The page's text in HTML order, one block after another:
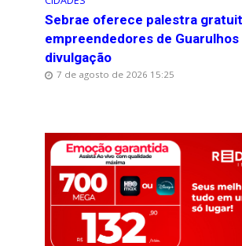
Sebrae oferece palestra
empreendedores de Guarulhos
divulgação
7 de agosto de 2026 15:25